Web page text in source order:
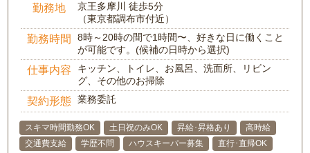
勤務地
京王多摩川 徒歩5分
（東京都調布市付近）
勤務時間
8時～20時の間で1時間〜、好きな日に働くこと
が可能です。(候補の日時から選択)
仕事内容
キッチン、トイレ、お風呂、洗面所、リビン
グ、その他のお掃除
契約形態 業務委託
スキマ時間勤務OK 土日祝のみOK 昇給･昇格あり
高時給
交通費支給
学歴不問 ハウスキーパー募集 直行･直帰OK